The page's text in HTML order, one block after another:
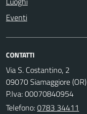
Eventi
CONTATTI
Via S. Costantino, 2
09070 Siamaggiore (OR)
P.Iva: 00070840954
Telefono:0783 34411